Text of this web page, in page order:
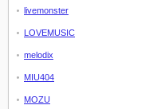
livemonster
LOVEMUSIC
melodix
MIU404
MOZU